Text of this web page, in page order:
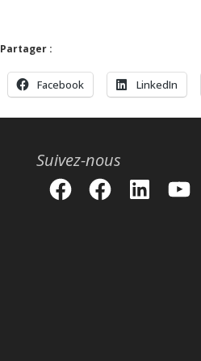
Partager :
Facebook LinkedIn
Suivez-nous
Facebook Facebook LinkedIn YouTube